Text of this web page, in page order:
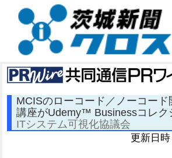
MCISのローコード／ノーコード
講座がUdemy™ Businessコレク
ITシステム可視化協議会
更新日